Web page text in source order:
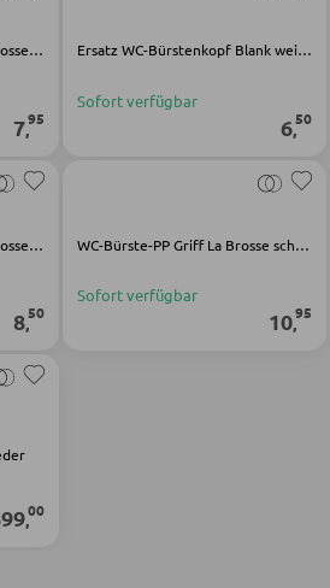
Ersatz WC-Bürstenkopf La Brosse weiß PET-Kunststoff
7,95
Ersatz WC-Bürstenkopf Blank weiß PP-Kunststoff
Sofort verfügbar
6,50
Ersatz WC-Bürstenkopf La Brosse schwarz Nylon
8,50
WC-Bürste-PP Griff La Brosse schwarz PET-Kunststoff
Sofort verfügbar
10,95
,00